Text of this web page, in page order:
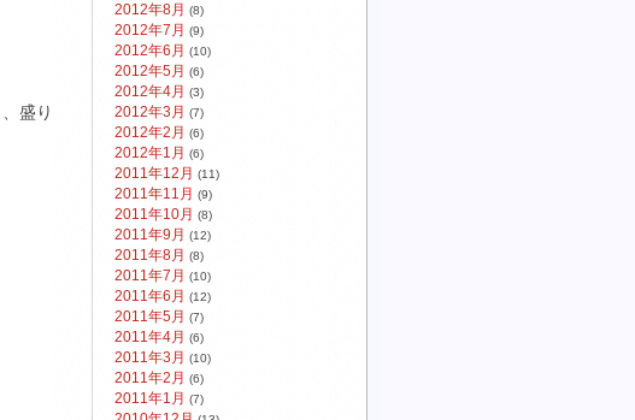
、盛り
2012年8月 (8)
2012年7月 (9)
2012年6月 (10)
2012年5月 (6)
2012年4月 (3)
2012年3月 (7)
2012年2月 (6)
2012年1月 (6)
2011年12月 (11)
2011年11月 (9)
2011年10月 (8)
2011年9月 (12)
2011年8月 (8)
2011年7月 (10)
2011年6月 (12)
2011年5月 (7)
2011年4月 (6)
2011年3月 (10)
2011年2月 (6)
2011年1月 (7)